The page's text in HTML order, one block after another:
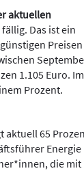
aktuellen
Das ist ein
Preisen
1.105 Euro. Im
Prozent.
aktuell 65
Energie
die mit